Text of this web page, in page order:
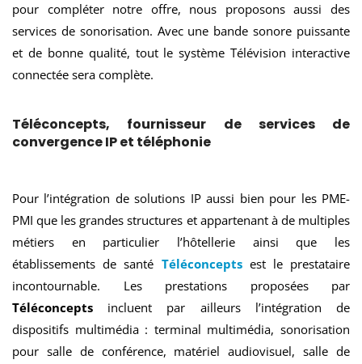
pour compléter notre offre, nous proposons aussi des
services de sonorisation. Avec une bande sonore puissante
et de bonne qualité, tout le système Télévision interactive
connectée sera complète.
Téléconcepts, fournisseur de services de
convergence IP et téléphonie
Pour l’intégration de solutions IP aussi bien pour les PME-
PMI que les grandes structures et appartenant à de multiples
métiers en particulier l’hôtellerie ainsi que les
établissements de santé Téléconceptsest le prestataire
incontournable. Les prestations proposées par
Téléconcepts incluent par ailleurs l’intégration de
dispositifs multimédia : terminal multimédia, sonorisation
pour salle de conférence, matériel audiovisuel, salle de